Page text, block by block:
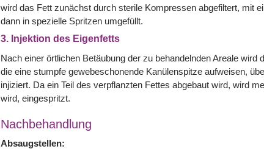
wird das Fett zunächst durch sterile Kompressen abgefiltert, mit
dann in spezielle Spritzen umgefüllt.
3. Injektion des Eigenfetts
Nach einer örtlichen Betäubung der zu behandelnden Areale
die eine stumpfe gewebeschonende Kanülenspitze aufweisen,
injiziert. Da ein Teil des verpflanzten Fettes abgebaut wird, wird
wird, eingespritzt.
Nachbehandlung
Absaugstellen: